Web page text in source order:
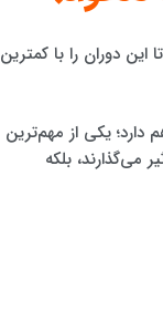
این دوران را با کمترین
یکی از مهم‌ترین
می‌گذارند، بلکه